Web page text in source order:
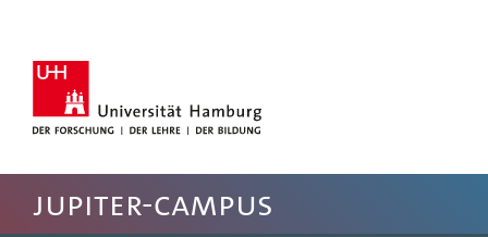
Fussbereich der Seite anspringen
JUPITER-CAMPUS